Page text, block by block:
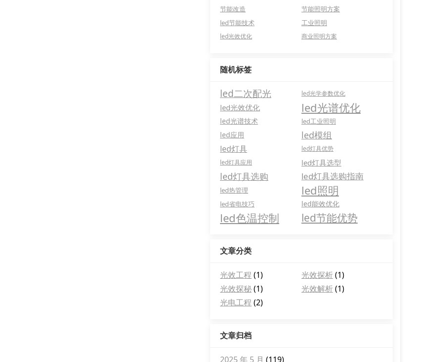
节能改造
节能照明方案
led节能技术
工业照明
led光效优化 商业照明方案
随机标签
led二次配光 led光学参数优化
led光效优化 led光谱优化
led光谱技术 led工业照明
led应用 led模组
led灯具
led灯具优势
led灯具应用
led灯具选型
led灯具选购 led灯具选购指南
led热管理 led照明
led省电技巧 led能效优化
led色温控制 led节能优势
文章分类
光效工程 (1) 光效探析(1)
光效探秘(1) 光效解析(1)
光电工程 (2)
文章归档
2025 年 5 月 (119)